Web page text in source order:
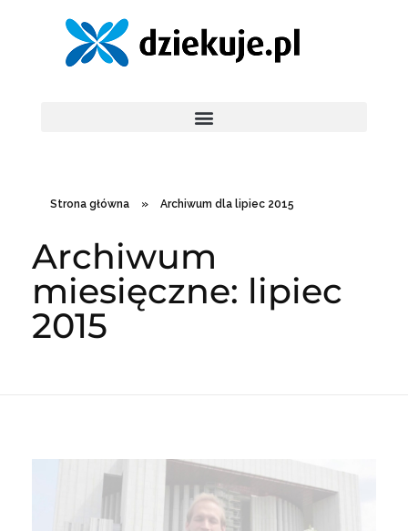
Strona główna » Archiwum dla lipiec 2015
Archiwum
miesięczne: lipiec
2015